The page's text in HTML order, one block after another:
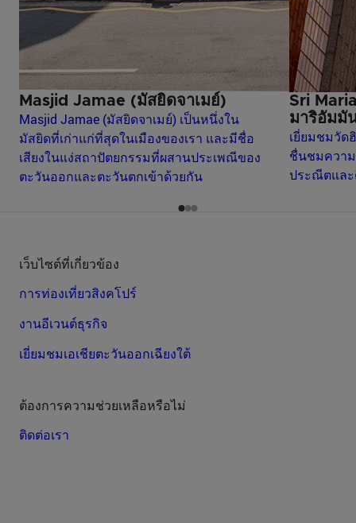
Masjid Jamae (มัสยิดจาเมย์)
Masjid Jamae (มัสยิดจาเมย์) เป็นหนึ่งใน
มัสยิดที่เก่าแก่ที่สุดในเมืองของเรา และมีชื่อ
เสียงในแง่สถาปัตยกรรมที่ผสานประเพณีของ
ตะวันออกและตะวันตกเข้าด้วยกัน
Sri
มาริอัมมั
เยี่ยมชมวัด
ชื่นชมควา
ประณีตแล
เว็บไซต์ที่เกี่ยวข้อง
การท่องเที่ยวสิงคโปร์
งานอีเวนต์ธุรกิจ
เยี่ยมชมเอเชียตะวันออกเฉียงใต้
ต้องการความช่วยเหลือหรือไม่
ติดต่อเรา